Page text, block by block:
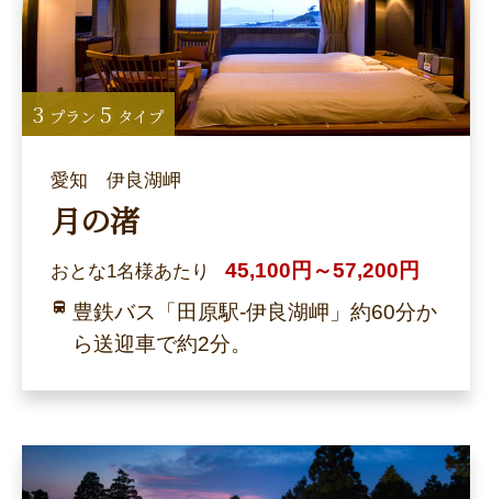
愛知 伊良湖岬
月の渚
おとな1名様あたり
45,100円～57,200円
豊鉄バス「田原駅-伊良湖岬」約60分か
ら送迎車で約2分。
3 プラン 5 タイプ